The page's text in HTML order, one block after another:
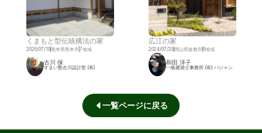
くまもと型伝統構法の家
古川 保
すまい塾古川設計室 (有)
2026/07/19熊本県熊本市7地域
広江の家
和田 洋子
一級建築士事務所 (有) バジャン
2024/07/29岡山県倉敷市6地域
一覧ページに戻る